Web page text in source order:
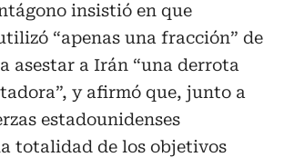
insistió en que
“apenas una fracción” de
asestar a Irán “una derrota
y afirmó que, junto a
estadounidenses
totalidad de los objetivos